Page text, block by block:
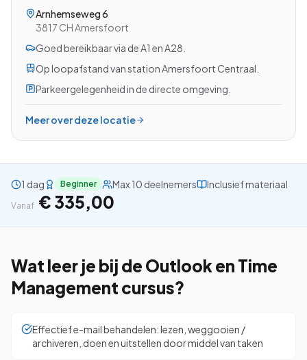
Bekijk alle cursussen
Gratis studiegids downloaden
4.8/5 15.000+ deelnemers
Arnhemseweg 6
3817 CHAmersfoort
Goed bereikbaar via de A1 en A28.
Op loopafstand van station Amersfoort Centraal.
Parkeergelegenheid in de directe omgeving.
Meer over deze locatie
1 dag Beginner Max 10 deelnemers Inclusief materiaal
Vanaf € 335,00
Wat leer je bij de Outlook en Time
Management cursus?
Effectief e-mail behandelen: lezen, weggooien /
archiveren, doen en uitstellen door middel van taken